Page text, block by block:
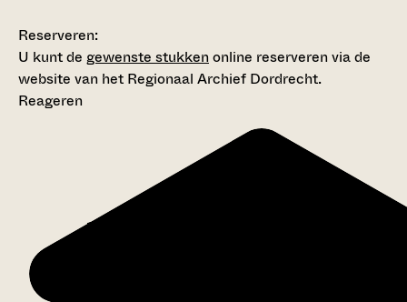
Reserveren:
U kunt de gewenste stukkenonline reserveren via de
website van het Regionaal Archief Dordrecht.
Reageren